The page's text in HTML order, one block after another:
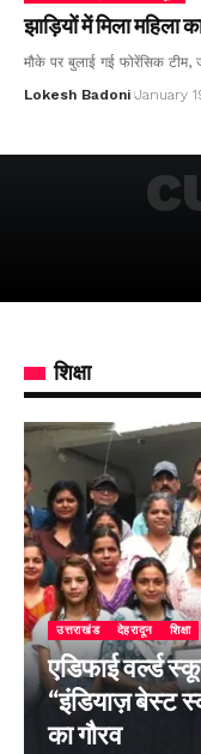
झाड़ियों में मिला महिला
मौके पर बुलाई गई फोरेंसिक
Lokesh Badoni January
शिक्षा
उत्तराखंड देहरादून शिक्षा
एडिफाई वर्ल्ड
“इंडियाज़ बेस्ट
का गौरव